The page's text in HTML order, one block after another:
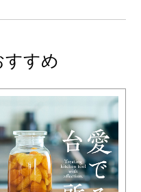
すすめ